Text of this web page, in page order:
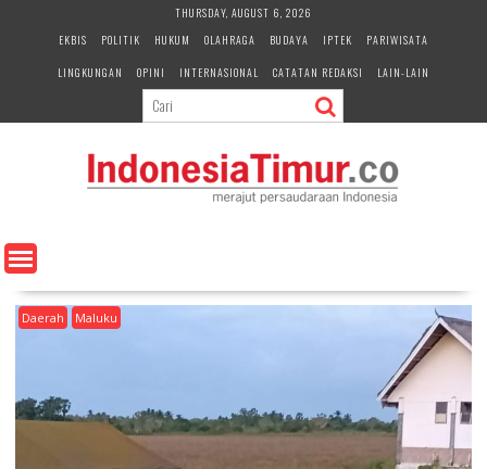
e
n
THURSDAY, AUGUST 6, 2026
EKBIS
POLITIK HUKUM OLAHRAGA BUDAYA IPTEK
PARIWISATA
LINGKUNGAN
OPINI INTERNASIONAL CATATAN REDAKSI LAIN-LAIN
Daerah Maluku